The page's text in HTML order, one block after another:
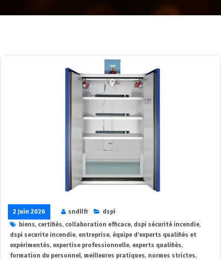
2 Juin 2026 sndllfr
dspi
biens, certifiés, collaboration efficace, dspi sécurité incendie,
dspi securite incendie, entreprise, équipe d'experts qualifiés et
expérimentés, expertise professionnelle, experts qualifiés,
formation du personnel, meilleures pratiques, normes strictes,